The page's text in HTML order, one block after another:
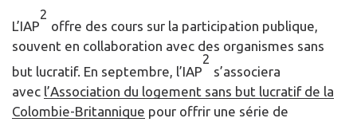
L’IAP
2
offre des cours sur la participation publique,
souvent en collaboration avec des organismes sans
but lucratif. En septembre, l’IAP
2
s’associera
avec l’Association du logement sans but lucratif de la
Colombie-Britannique pour offrir une série de